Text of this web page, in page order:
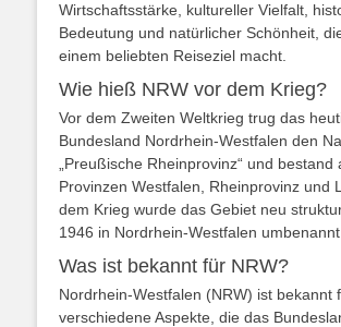
Wirtschaftsstärke, kultureller Vielfalt,
Bedeutung und natürlicher Schönheit,
einem beliebten Reiseziel macht.
Wie hieß NRW vor dem Krieg?
Vor dem Zweiten Weltkrieg trug das
Bundesland Nordrhein-Westfalen den
„Preußische Rheinprovinz“ und
Provinzen Westfalen, Rheinprovinz und
dem Krieg wurde das Gebiet neu
1946 in Nordrhein-Westfalen umbenannt.
Was ist bekannt für NRW?
Nordrhein-Westfalen (NRW) ist bekannt
verschiedene Aspekte, die das